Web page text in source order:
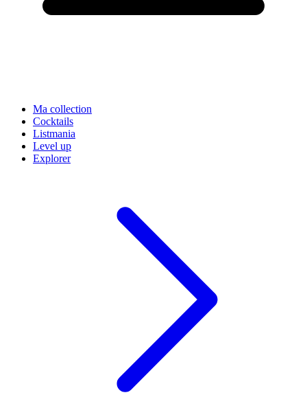
Ma collection
Cocktails
Listmania
Level up
Explorer